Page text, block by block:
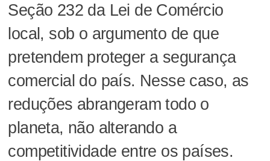
Seção 232 da Lei de Comércio
local, sob o argumento de que
pretendem proteger a segurança
comercial do país. Nesse caso, as
reduções abrangeram todo o
planeta, não alterando a
competitividade entre os países.